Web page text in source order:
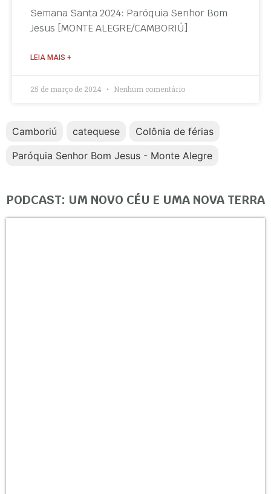
Semana Santa 2024: Paróquia Senhor Bom
Jesus [MONTE ALEGRE/CAMBORIÚ]
LEIA MAIS +
25 de março de 2024 Nenhum comentário
Camboriú catequese
Colônia de férias
Paróquia Senhor Bom Jesus - Monte Alegre
PODCAST: UM NOVO CÉU E UMA NOVA TERRA